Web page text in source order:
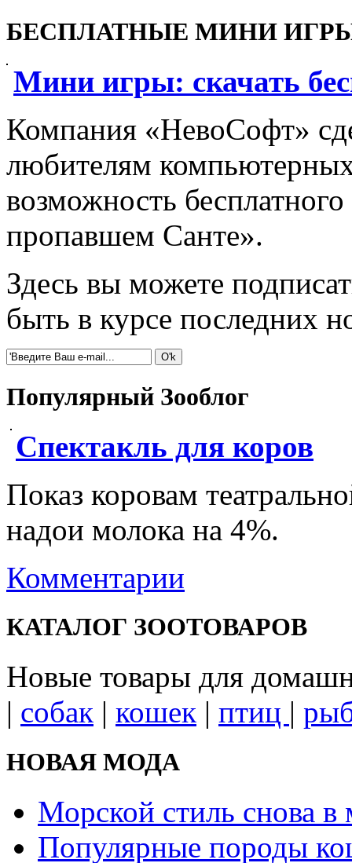
БЕСПЛАТНЫЕ МИНИ
Мини игры: скачать
Компания «НевоСофт»
любителям
возможность
пропавшем Санте».
Здесь вы можете
быть в курсе последних
Популярный Зооблог
Спектакль для коров
Показ коровам
надои молока на 4%.
Комментарии
КАТАЛОГ ЗООТОВАРОВ
Новые товары для
| собак | кошек | птиц |
НОВАЯ МОДА
Морской стиль снова в
Популярные породы